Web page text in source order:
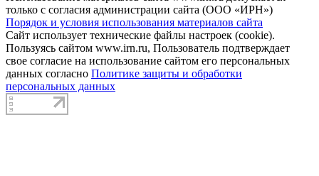
только с согласия администрации сайта (ООО «ИРН»)
Порядок и условия использования материалов сайта
Сайт использует технические файлы настроек (cookie).
Пользуясь сайтом www.irn.ru, Пользователь подтверждает
свое согласие на использование сайтом его персональных
данных согласно Политике защиты и обработки
персональных данных